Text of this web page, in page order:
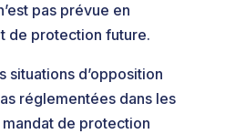
pas prévue en
de protection future.
situations d’opposition
réglementées dans les
de protection